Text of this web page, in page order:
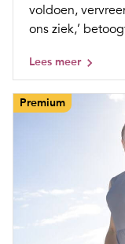
voldoen,
ons ziek,’
Lees meer
Premium